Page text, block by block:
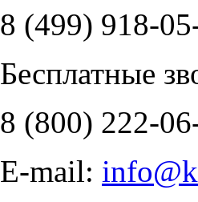
8 (499) 918-
Бесплатные
8 (800) 222-
E-mail: